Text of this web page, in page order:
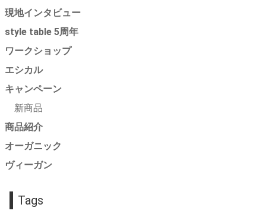
現地インタビュー
style table 5周年
ワークショップ
エシカル
キャンペーン
新商品
商品紹介
オーガニック
ヴィーガン
Tags